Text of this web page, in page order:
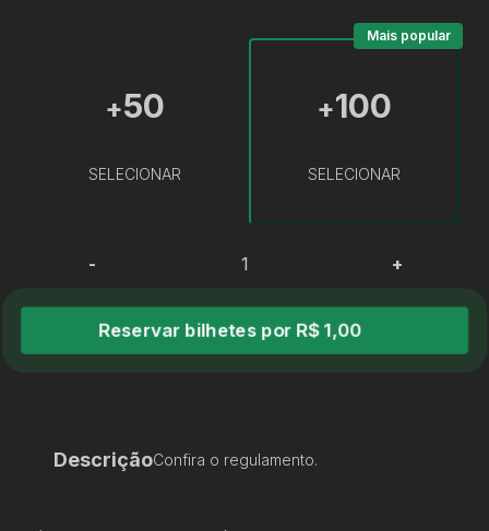
+50
SELECIONAR
+100
SELECIONAR
Mais popular
- +
Reservar bilhetes por R$ 1,00
DescriçãoConfira o regulamento.